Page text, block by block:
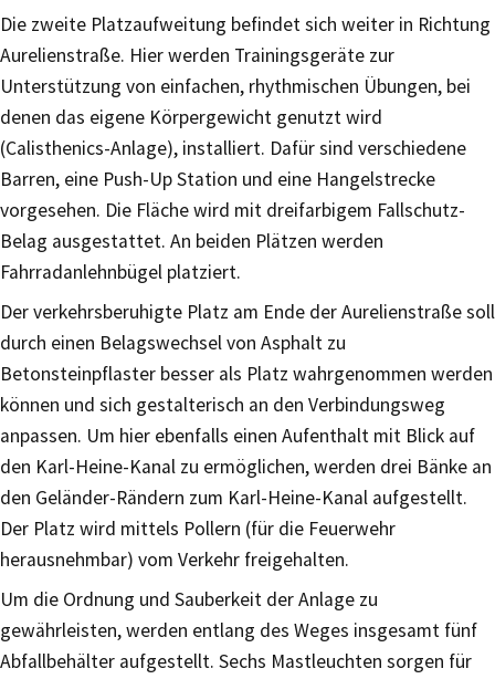
Die zweite Platzaufweitung befindet sich weiter in Richtung
Aurelienstraße. Hier werden Trainingsgeräte zur
Unterstützung von einfachen, rhythmischen Übungen, bei
denen das eigene Körpergewicht genutzt wird
(Calisthenics-Anlage), installiert. Dafür sind verschiedene
Barren, eine Push-Up Station und eine Hangelstrecke
vorgesehen. Die Fläche wird mit dreifarbigem Fallschutz-
Belag ausgestattet. An beiden Plätzen werden
Fahrradanlehnbügel platziert.
Der verkehrsberuhigte Platz am Ende der Aurelienstraße soll
durch einen Belagswechsel von Asphalt zu
Betonsteinpflaster besser als Platz wahrgenommen werden
können und sich gestalterisch an den Verbindungsweg
anpassen. Um hier ebenfalls einen Aufenthalt mit Blick auf
den Karl-Heine-Kanal zu ermöglichen, werden drei Bänke an
den Geländer-Rändern zum Karl-Heine-Kanal aufgestellt.
Der Platz wird mittels Pollern (für die Feuerwehr
herausnehmbar) vom Verkehr freigehalten.
Um die Ordnung und Sauberkeit der Anlage zu
gewährleisten, werden entlang des Weges insgesamt fünf
Abfallbehälter aufgestellt. Sechs Mastleuchten sorgen für